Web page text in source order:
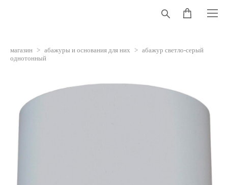
магазин > абажуры и основания для них > абажур светло-серый
однотонный